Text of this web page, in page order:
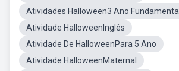
Atividades Halloween3 Ano Fundamental
Atividade HalloweenInglês
Atividade De HalloweenPara 5 Ano
Atividade HalloweenMaternal